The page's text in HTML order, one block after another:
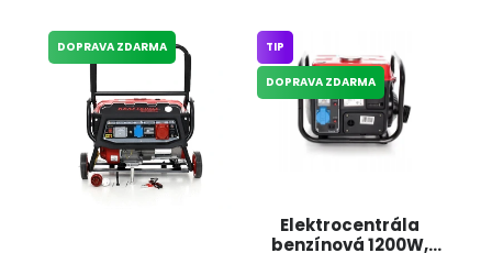
DOPRAVA ZDARMA
Elektrocentrála
benzínová 1200W,
TIP
DOPRAVA ZDARMA